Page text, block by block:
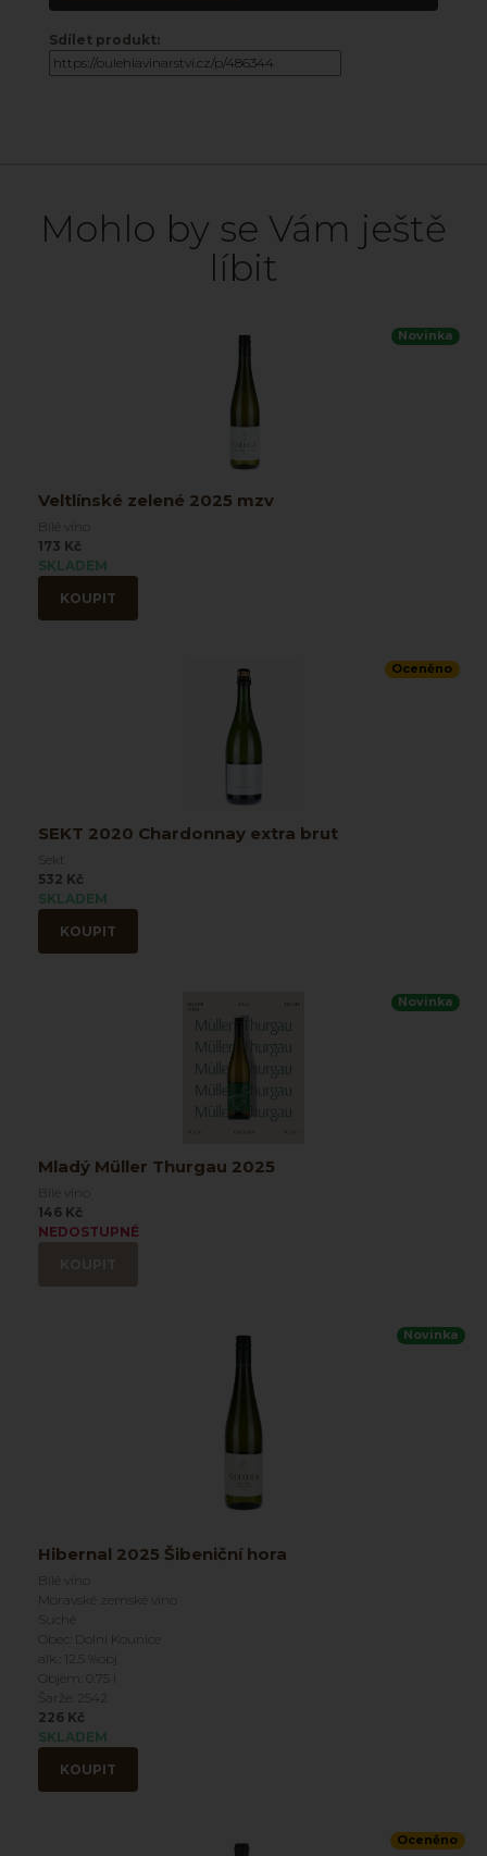
Sdílet produkt:
Mohlo by se Vám ještě
líbit
Novinka
Veltlínské zelené 2025 mzv
Bílé víno
173 Kč
SKLADEM
KOUPIT
Oceněno
SEKT 2020 Chardonnay extra brut
Sekt
532 Kč
SKLADEM
KOUPIT
Novinka
Mladý Müller Thurgau 2025
Bílé víno
146 Kč
NEDOSTUPNÉ
Novinka
Hibernal 2025 Šibeniční hora
Bílé víno
Moravské zemské víno
Suché
Obec: Dolní Kounice
alk.: 12.5 %obj
Objem: 0.75 l
Šarže: 2542
226 Kč
SKLADEM
KOUPIT
Oceněno